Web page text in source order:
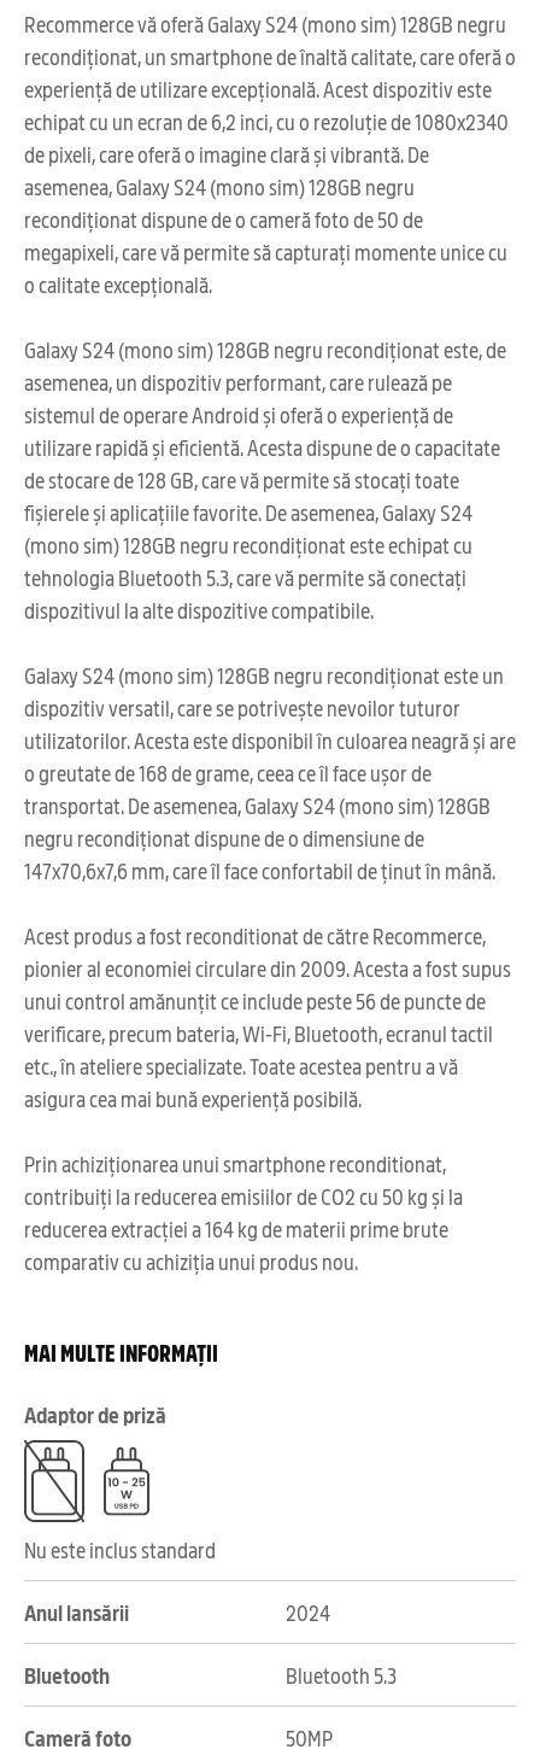
Recommerce vă oferă Galaxy S24 (mono sim) 128GB negru
recondiționat, un smartphone de înaltă calitate, care oferă o
experiență de utilizare excepțională. Acest dispozitiv este
echipat cu un ecran de 6,2 inci, cu o rezoluție de 1080x2340
de pixeli, care oferă o imagine clară și vibrantă. De
asemenea, Galaxy S24 (mono sim) 128GB negru
recondiționat dispune de o cameră foto de 50 de
megapixeli, care vă permite să capturați momente unice cu
o calitate excepțională.
Galaxy S24 (mono sim) 128GB negru recondiționat este, de
asemenea, un dispozitiv performant, care rulează pe
sistemul de operare Android și oferă o experiență de
utilizare rapidă și eficientă. Acesta dispune de o capacitate
de stocare de 128 GB, care vă permite să stocați toate
fișierele și aplicațiile favorite. De asemenea, Galaxy S24
(mono sim) 128GB negru recondiționat este echipat cu
tehnologia Bluetooth 5.3, care vă permite să conectați
dispozitivul la alte dispozitive compatibile.
Galaxy S24 (mono sim) 128GB negru recondiționat este un
dispozitiv versatil, care se potrivește nevoilor tuturor
utilizatorilor. Acesta este disponibil în culoarea neagră și are
o greutate de 168 de grame, ceea ce îl face ușor de
transportat. De asemenea, Galaxy S24 (mono sim) 128GB
negru recondiționat dispune de o dimensiune de
147x70,6x7,6 mm, care îl face confortabil de ținut în mână.
Acest produs a fost reconditionat de către Recommerce,
pionier al economiei circulare din 2009. Acesta a fost supus
unui control amănunțit ce include peste 56 de puncte de
verificare, precum bateria, Wi-Fi, Bluetooth, ecranul tactil
etc., în ateliere specializate. Toate acestea pentru a vă
asigura cea mai bună experiență posibilă.
Prin achiziționarea unui smartphone reconditionat,
contribuiți la reducerea emisiilor de CO2 cu 50 kg și la
reducerea extracției a 164 kg de materii prime brute
comparativ cu achiziția unui produs nou.
MAI MULTE INFORMAȚII
Adaptor de priză
Nu este inclus standard
Anul lansării 2024
Bluetooth Bluetooth 5.3
Cameră foto 50MP